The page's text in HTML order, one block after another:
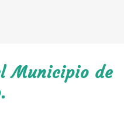
Municipio de